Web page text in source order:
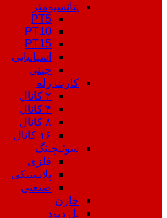
پتانسیومتر
PT5
PT10
PT15
اسپانیایی
چینی
کارت رله
۲ کانال
۴ کانال
۸ کانال
۱۶ کانال
سوئیچینگ
فلزی
پلاستیکی
صنعتی
خازن
پل دیود